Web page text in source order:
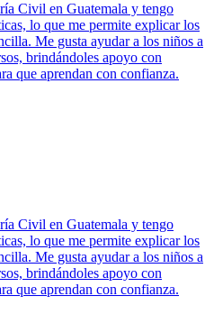
Civil en Guatemala y tengo
lo que me permite explicar los
Me gusta ayudar a los niños a
brindándoles apoyo con
que aprendan con confianza.
Civil en Guatemala y tengo
lo que me permite explicar los
Me gusta ayudar a los niños a
brindándoles apoyo con
que aprendan con confianza.